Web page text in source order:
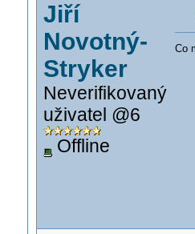
Jiří
Novotný-
Stryker
Neverifikovaný
uživatel @6
Offline
Co